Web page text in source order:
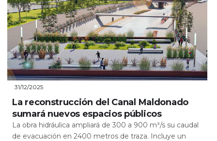
31/12/2025
La reconstrucción del Canal Maldonado
sumará nuevos espacios públicos
La obra hidráulica ampliará de 300 a 900 m³/s su caudal
de evacuación en 2400 metros de traza. Incluye un